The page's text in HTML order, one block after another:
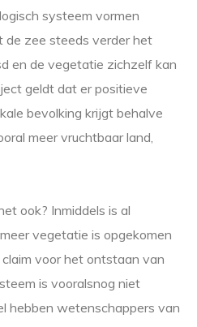
systeem vormen
zee steeds verder het
en de vegetatie zichzelf kan
geldt dat er positieve
bevolking krijgt behalve
meer vruchtbaar land,
ook? Inmiddels is al
vegetatie is opgekomen
voor het ontstaan van
is vooralsnog niet
hebben wetenschappers van